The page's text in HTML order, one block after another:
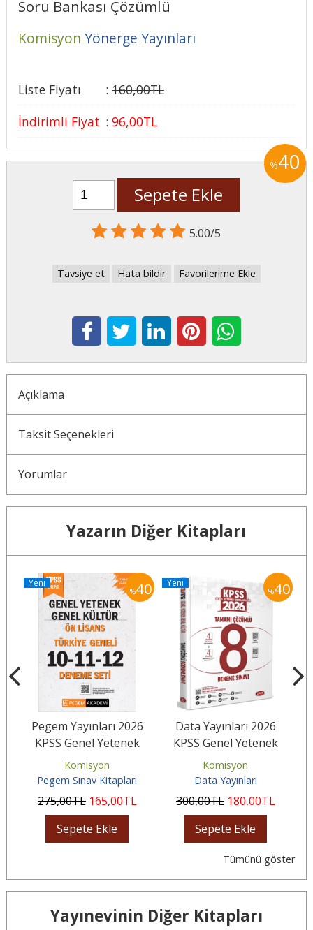
Soru Bankası Çözümlü
Komisyon Yönerge Yayınları
Liste Fiyatı : 160,00TL
İndirimli Fiyat : 96,00TL
%40
Sepete Ekle
5.00/5
Tavsiye et Hata bildir Favorilerime Ekle
Açıklama
Taksit Seçenekleri
Yorumlar
Yazarın Diğer Kitapları
%40
Yeni
Pegem Yayınları 2026
KPSS Genel Yetenek
Genel Kültür Ön Lisans
Tamamı...
Komisyon
Pegem Sınav Kitapları
275,00TL 165,00TL
Sepete Ekle
%40
Yeni
Data Yayınları 2026
KPSS Genel Yetenek
Genel Kültür Tamamı
Çözümlü 8...
Komisyon
Data Yayınları
300,00TL 180,00TL
Sepete Ekle
Tümünü göster
Yayınevinin Diğer Kitapları